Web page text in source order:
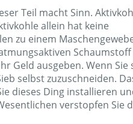
Das Modell ist der #50100 .
Dollar.